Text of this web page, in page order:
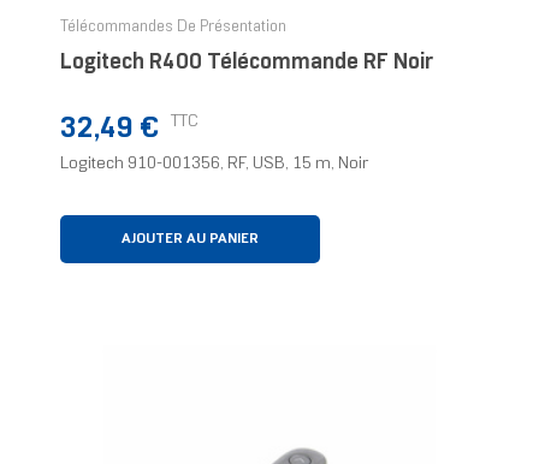
Télécommandes De Présentation
Logitech R400 Télécommande RF Noir
Prix
32,49 € TTC
Logitech 910-001356, RF, USB, 15 m, Noir
AJOUTER AU PANIER